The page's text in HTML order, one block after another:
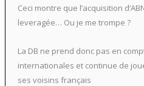
Ceci montre que l’acquisition
leveragée… Ou je me trompe ?
La DB ne prend donc pas en
internationales et continue de
ses voisins français